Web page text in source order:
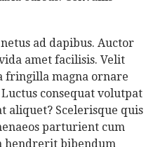
ad dapibus. Auctor
amet facilisis. Velit
fringilla magna ornare
consequat volutpat
aliquet? Scelerisque quis
parturient cum
hendrerit bibendum